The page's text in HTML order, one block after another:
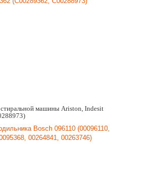
машины Ariston, Indesit